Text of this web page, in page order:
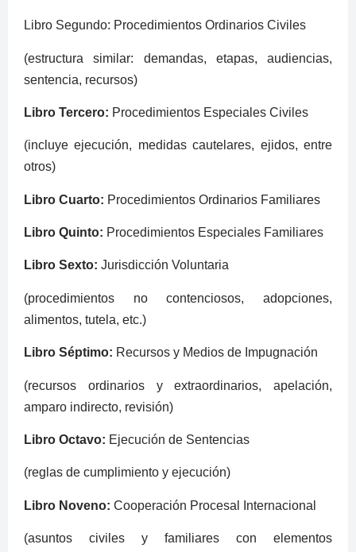
Libro Segundo: Procedimientos Ordinarios Civiles
(estructura similar: demandas, etapas, audiencias,
sentencia, recursos)
Libro Tercero: Procedimientos Especiales Civiles
(incluye ejecución, medidas cautelares, ejidos, entre
otros)
Libro Cuarto: Procedimientos Ordinarios Familiares
Libro Quinto: Procedimientos Especiales Familiares
Libro Sexto: Jurisdicción Voluntaria
(procedimientos no contenciosos, adopciones,
alimentos, tutela, etc.)
Libro Séptimo: Recursos y Medios de Impugnación
(recursos ordinarios y extraordinarios, apelación,
amparo indirecto, revisión)
Libro Octavo: Ejecución de Sentencias
(reglas de cumplimiento y ejecución)
Libro Noveno: Cooperación Procesal Internacional
(asuntos civiles y familiares con elementos